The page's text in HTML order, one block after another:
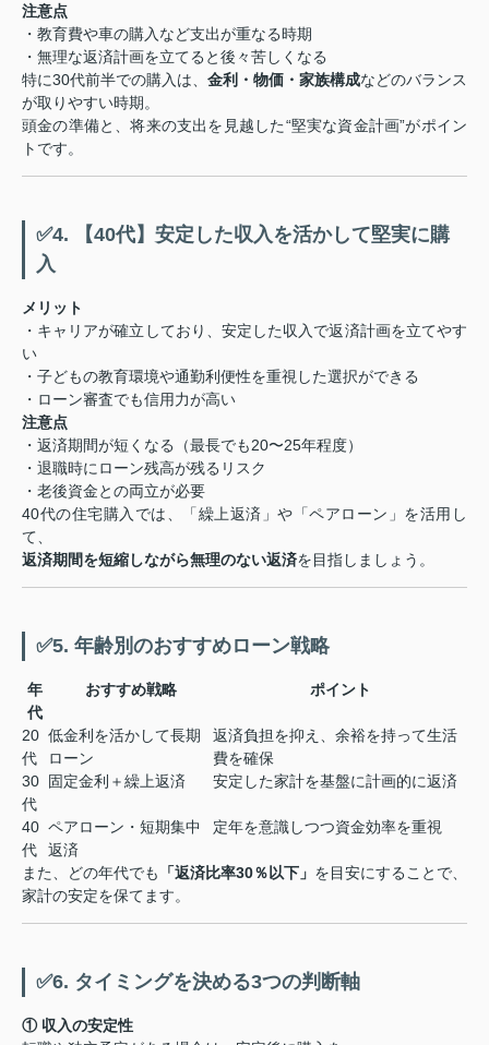
注意点
・教育費や車の購入など支出が重なる時期
・無理な返済計画を立てると後々苦しくなる
特に30代前半での購入は、 金利・物価・家族構成などのバランス
が取りやすい時期。
頭金の準備と、将来の支出を見越した“堅実な資金計画”がポイン
トです。
✅4. 【40代】安定した収入を活かして堅実に購
入
メリット
・キャリアが確立しており、安定した収入で返済計画を立てやす
い
・子どもの教育環境や通勤利便性を重視した選択ができる
・ローン審査でも信用力が高い
注意点
・返済期間が短くなる（最長でも20〜25年程度）
・退職時にローン残高が残るリスク
・老後資金との両立が必要
40代の住宅購入では、「繰上返済」や「ペアローン」を活用し
て、
返済期間を短縮しながら無理のない返済を目指しましょう。
✅5. 年齢別のおすすめローン戦略
年
代
おすすめ戦略 ポイント
20
代
低金利を活かして長期
ローン
返済負担を抑え、余裕を持って生活
費を確保
30
代
固定金利＋繰上返済 安定した家計を基盤に計画的に返済
40
代
ペアローン・短期集中
返済
定年を意識しつつ資金効率を重視
また、どの年代でも 「返済比率30％以下」 を目安にすることで、
家計の安定を保てます。
✅6. タイミングを決める3つの判断軸
① 収入の安定性